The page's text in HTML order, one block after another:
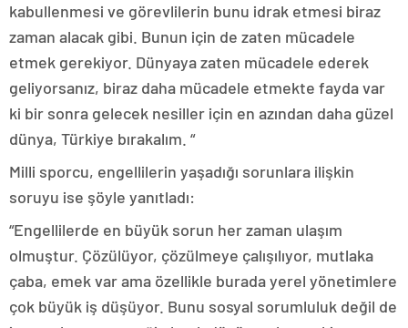
kabullenmesi ve görevlilerin bunu idrak etmesi biraz
zaman alacak gibi. Bunun için de zaten mücadele
etmek gerekiyor. Dünyaya zaten mücadele ederek
geliyorsanız, biraz daha mücadele etmekte fayda var
ki bir sonra gelecek nesiller için en azından daha güzel
dünya, Türkiye bırakalım. “
Milli sporcu, engellilerin yaşadığı sorunlara ilişkin
soruyu ise şöyle yanıtladı:
“Engellilerde en büyük sorun her zaman ulaşım
olmuştur. Çözülüyor, çözülmeye çalışılıyor, mutlaka
çaba, emek var ama özellikle burada yerel yönetimlere
çok büyük iş düşüyor. Bunu sosyal sorumluluk değil de